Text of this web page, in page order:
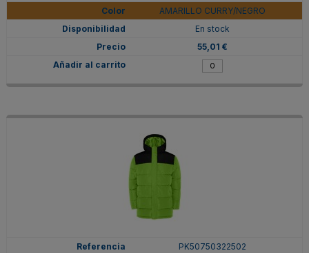
AMARILLO CURRY/NEGRO
En stock
55,01 €
PK50750322502